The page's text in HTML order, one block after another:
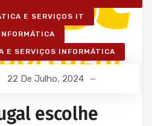
E SERVIÇOS IT
E SERVIÇOS INFORMÁTICA
22 De Julho, 2024
escolhe